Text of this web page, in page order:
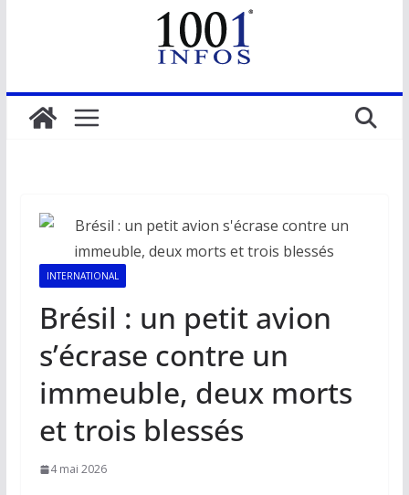
INTERNATIONAL
Brésil : un petit avion
s’écrase contre un
immeuble, deux morts
et trois blessés
4 mai 2026